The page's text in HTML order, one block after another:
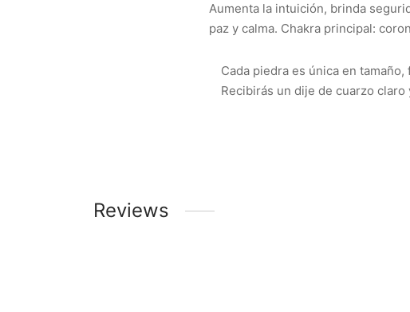
Aumenta la intuición, brinda
paz y calma. Chakra principal:
Cada piedra es única en tamaño,
Recibirás un dije de cuarzo claro
Reviews